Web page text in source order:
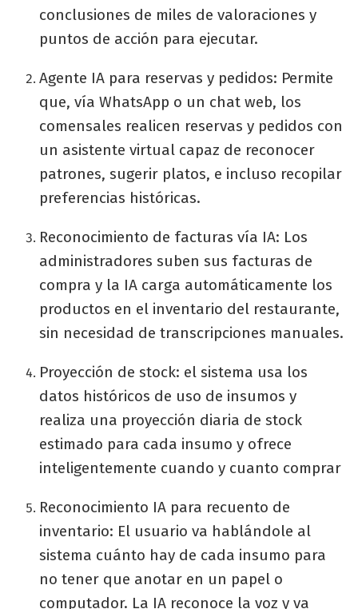
conclusiones de miles de valoraciones y
puntos de acción para ejecutar.
Agente IA para reservas y pedidos: Permite
que, vía WhatsApp o un chat web, los
comensales realicen reservas y pedidos con
un asistente virtual capaz de reconocer
patrones, sugerir platos, e incluso recopilar
preferencias históricas.
Reconocimiento de facturas vía IA: Los
administradores suben sus facturas de
compra y la IA carga automáticamente los
productos en el inventario del restaurante,
sin necesidad de transcripciones manuales.
Proyección de stock: el sistema usa los
datos históricos de uso de insumos y
realiza una proyección diaria de stock
estimado para cada insumo y ofrece
inteligentemente cuando y cuanto comprar
Reconocimiento IA para recuento de
inventario: El usuario va hablándole al
sistema cuánto hay de cada insumo para
no tener que anotar en un papel o
computador. La IA reconoce la voz y va